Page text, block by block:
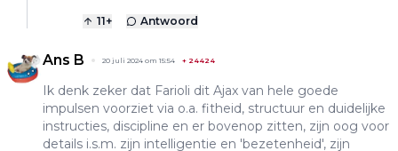
11+ Antwoord
Ans B 20 juli 2024 om 15:54 + 24424
Ik denk zeker dat Farioli dit Ajax van hele goede
impulsen voorziet via o.a. fitheid, structuur en duidelijke
instructies, discipline en er bovenop zitten, zijn oog voor
details i.s.m. zijn intelligentie en 'bezetenheid', zijn